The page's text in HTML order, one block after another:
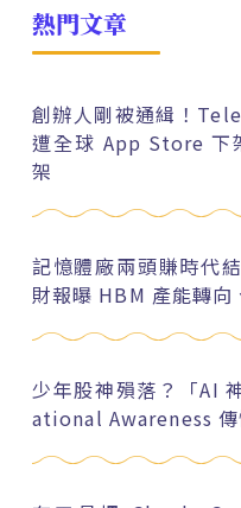
熱門文章
創辦人剛被通緝！
遭全球 App Store 下
架
記憶體廠兩頭賺時代
財報曝 HBM 產能轉向
少年股神殞落？「AI
ational Awareness 傳